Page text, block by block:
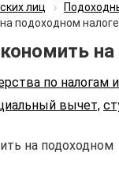
лиц
подоходном
на
по налогам
вычет,